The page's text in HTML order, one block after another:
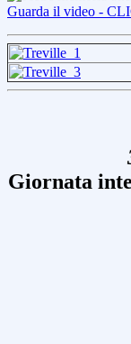
Guarda il video -
Giornata